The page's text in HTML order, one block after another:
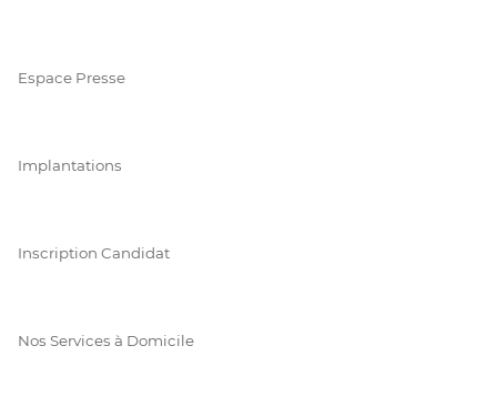
Espace Presse
Implantations
Inscription Candidat
Nos Services à Domicile